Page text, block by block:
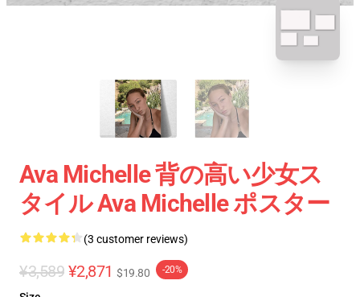
Ava Michelle 背の高い少女ス
タイル Ava Michelle ポスター
(3 customer reviews)
¥3,589 ¥2,871 $19.80 -20%